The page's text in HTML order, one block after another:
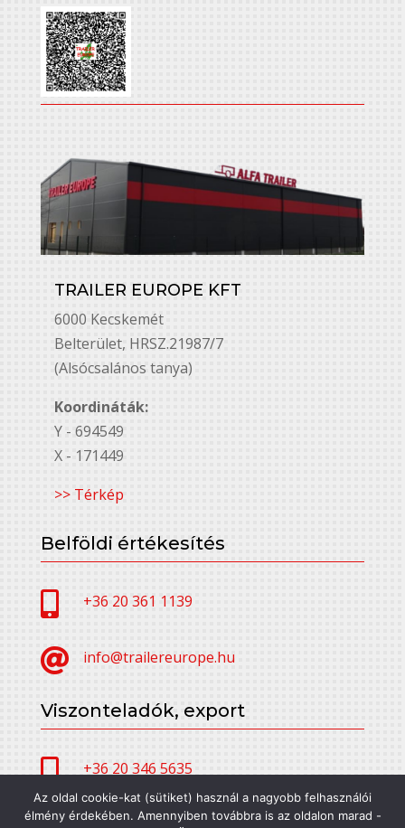
TRAILER EUROPE KFT
6000 Kecskemét
Belterület, HRSZ.21987/7
(Alsócsalános tanya)
Koordináták:
Y - 694549
X - 171449
>> Térkép
Belföldi értékesítés
 +36 20 361 1139
 info@trailereurope.hu
Viszonteladók, export
 +36 20 346 5635
Az oldal cookie-kat (sütiket) használ a nagyobb felhasználói
élmény érdekében. Amennyiben továbbra is az oldalon marad -